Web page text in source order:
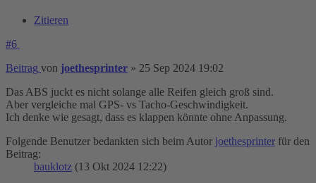
Zitieren
#6
Beitrag von joethesprinter » 25 Sep 2024 19:02
Das ABS juckt es nicht solange alle Reifen gleich groß sind.
Aber vergleiche mal GPS- vs Tacho-Geschwindigkeit.
Ich denke wie gesagt, dass es klappen könnte ohne Anpassung.
Folgende Benutzer bedankten sich beim Autor joethesprinter für den
Beitrag:
bauklotz (13 Okt 2024 12:22)